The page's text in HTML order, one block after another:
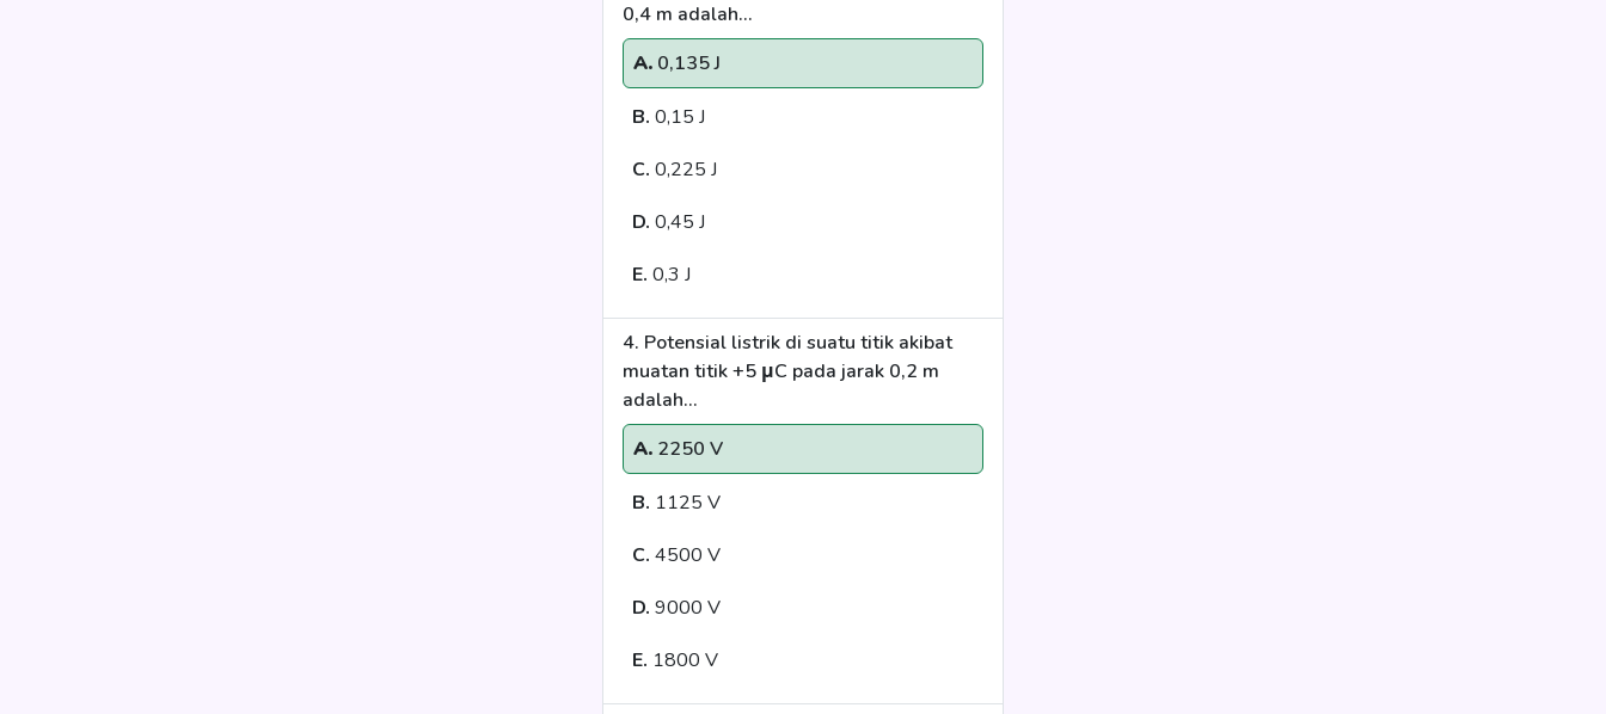
0,4 m adalah...
A. 0,135 J
B. 0,15 J
C. 0,225 J
D. 0,45 J
E. 0,3 J
4. Potensial listrik di suatu titik akibat
muatan titik +5 μC pada jarak 0,2 m
adalah...
A. 2250 V
B. 1125 V
C. 4500 V
D. 9000 V
E. 1800 V